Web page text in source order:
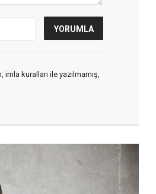
kuralları ile yazılmamış,